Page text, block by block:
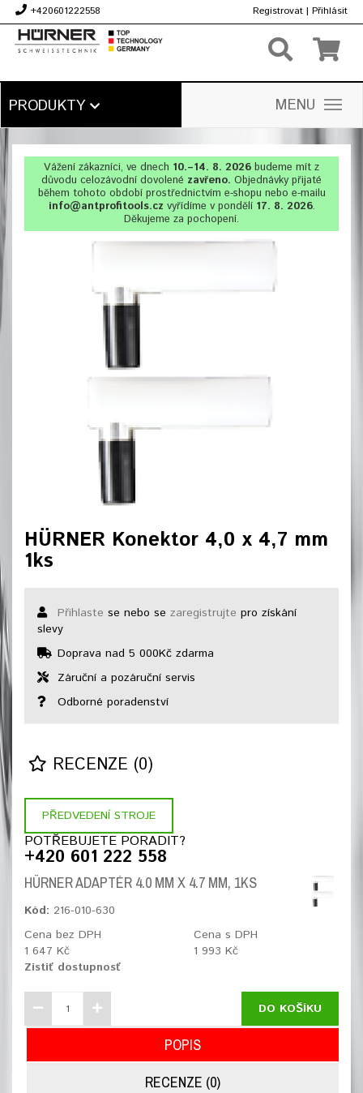
+420601222558 Registrovat | Přihlásit
PRODUKTY MENU
Vážení zákazníci, ve dnech 10.–14. 8. 2026 budeme mít z
důvodu celozávodní dovolené zavřeno. Objednávky přijaté
během tohoto období prostřednictvím e-shopu nebo e-mailu
info@antprofitools.cz vyřídíme v pondělí 17. 8. 2026.
Děkujeme za pochopení.
HÜRNER Konektor 4,0 x 4,7 mm
1ks
Přihlaste se nebo se zaregistrujte pro získání
slevy
Doprava nad 5 000Kč zdarma
Záruční a pozáruční servis
Odborné poradenství
RECENZE (0)
PŘEDVEDENÍ STROJE
POTŘEBUJETE PORADIT?
+420 601 222 558
HÜRNER ADAPTÉR 4.0 MM X 4.7 MM, 1KS
Kód: 216-010-630
Cena bez DPH
1 647 Kč
Cena s DPH
1 993 Kč
Zistiť dostupnosť
DO KOŠÍKU
POPIS
RECENZE (0)